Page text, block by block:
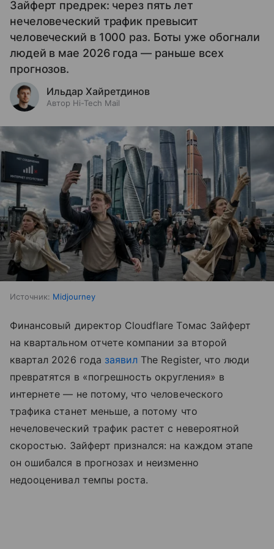
Зайферт предрек: через пять лет
нечеловеческий трафик превысит
человеческий в 1000 раз. Боты уже обогнали
людей в мае 2026 года — раньше всех
прогнозов.
Ильдар Хайретдинов
Автор Hi-Tech Mail
Источник: Midjourney
Финансовый директор Cloudflare Томас Зайферт
на квартальном отчете компании за второй
квартал 2026 года заявил The Register, что люди
превратятся в «погрешность округления» в
интернете — не потому, что человеческого
трафика станет меньше, а потому что
нечеловеческий трафик растет с невероятной
скоростью. Зайферт признался: на каждом этапе
он ошибался в прогнозах и неизменно
недооценивал темпы роста.